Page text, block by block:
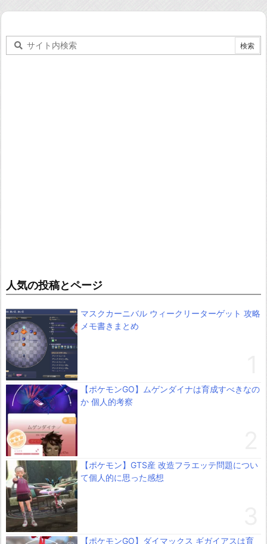
人気の投稿とページ
マスクカーニバル ウィークリーターゲット 攻略
メモ書きまとめ
【ポケモンGO】ムゲンダイナは育成すべきなの
か 個人的考察
【ポケモン】GTS産 改造フラエッテ問題につい
て個人的に思った感想
【ポケモンGO】ダイマックス ギガイアスは育